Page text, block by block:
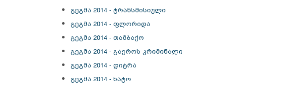
გეგმა 2014 - ტრანსმისიული
გეგმა 2014 - ფლორიდა
გეგმა 2014 - თამბაქო
გეგმა 2014 - გაეროს კრიმინალი
გეგმა 2014 - დიტრა
გეგმა 2014 - ნატო